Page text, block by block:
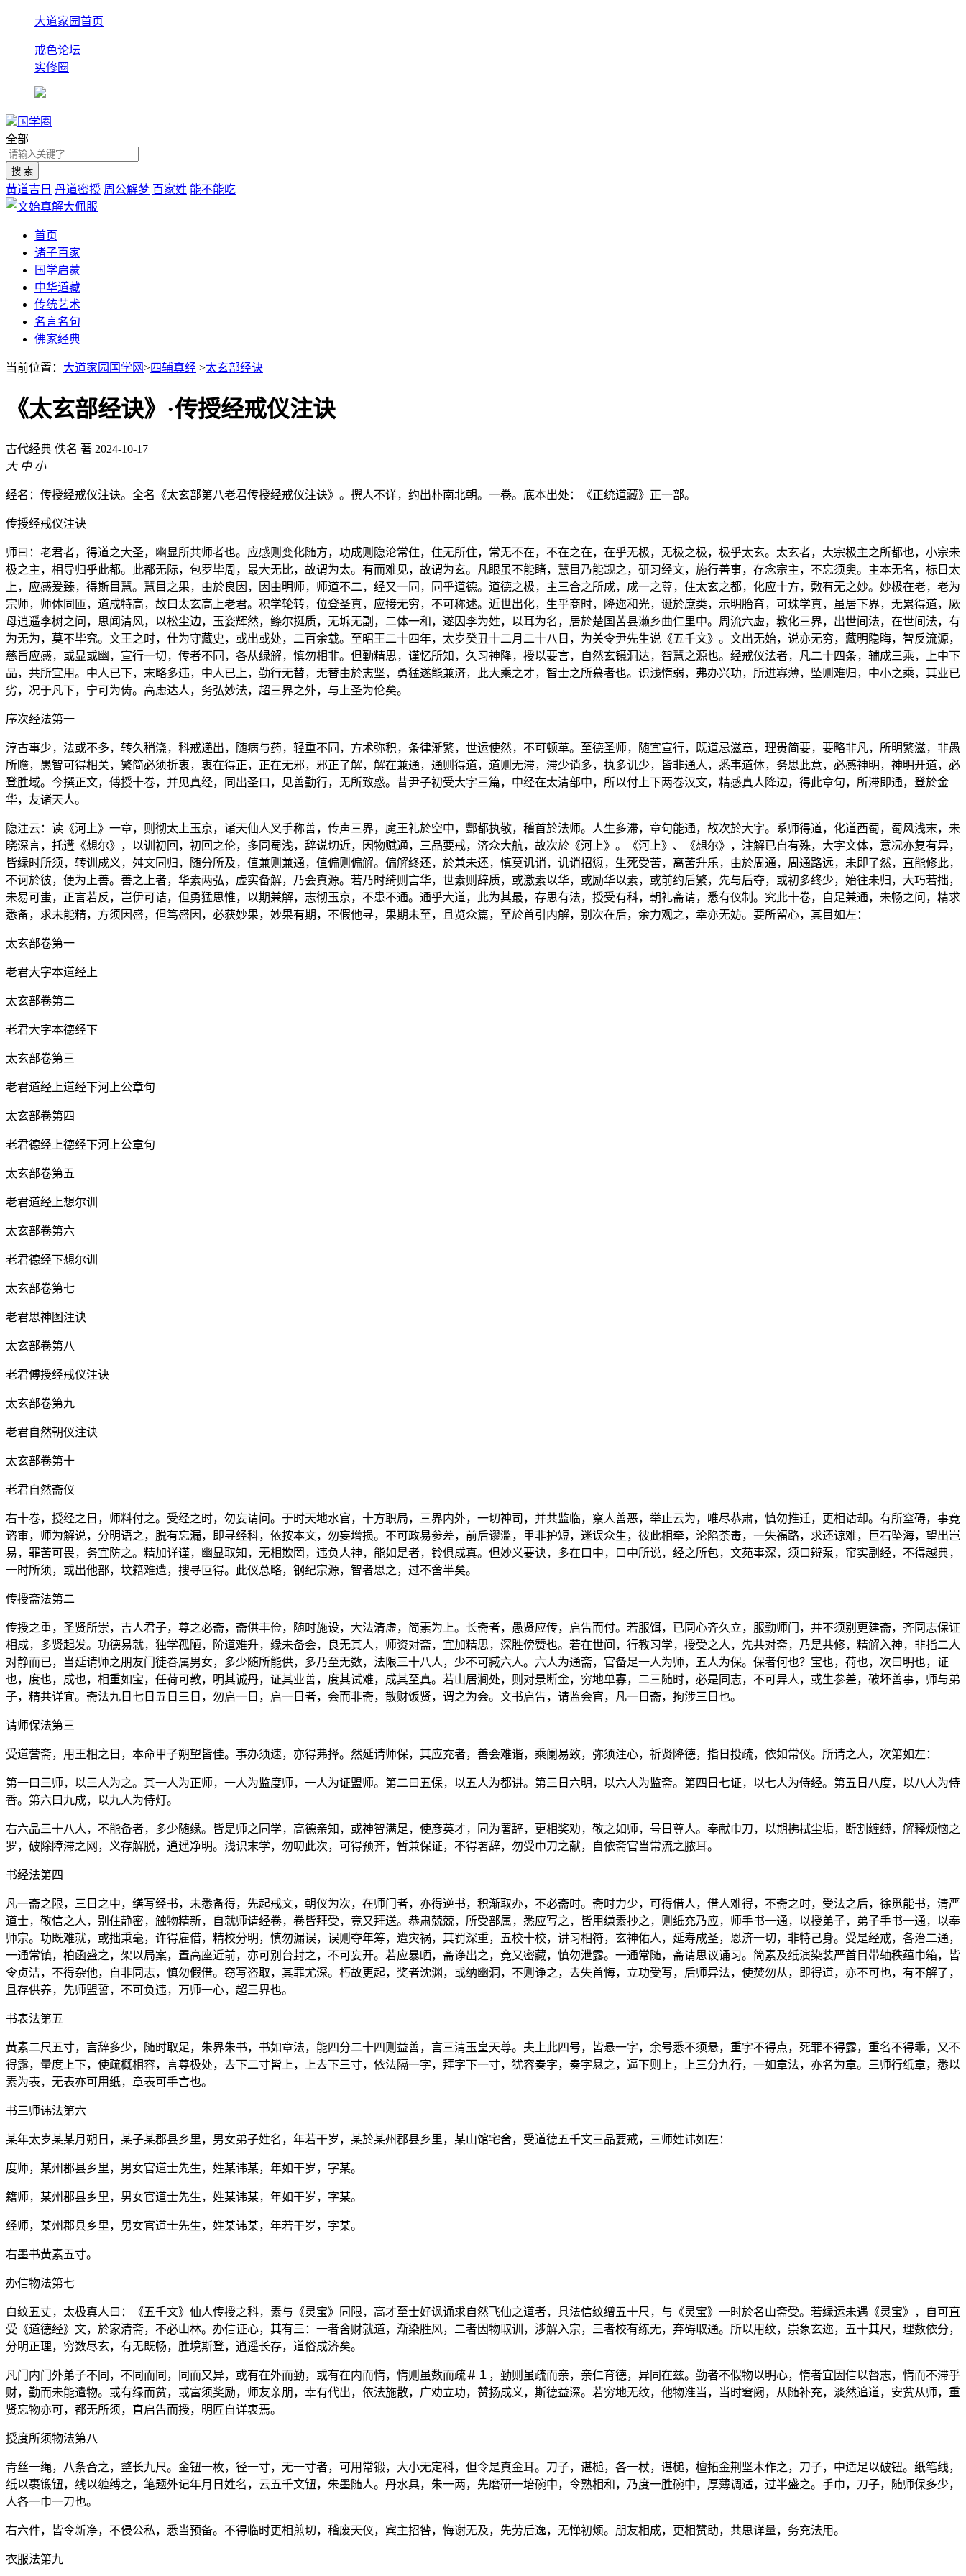
大道家园首页
戒色论坛
实修圈
国学圈
全部
黄道吉日 丹道密授 周公解梦 百家姓 能不能吃
首页
诸子百家
国学启蒙
中华道藏
传统艺术
名言名句
佛家经典
当前位置： 大道家园国学网>四辅真经 >太玄部经诀
《太玄部经诀》·传授经戒仪注诀
古代经典 佚名 著 2024-10-17
大 中 小
经名：传授经戒仪注诀。全名《太玄部第八老君传授经戒仪注诀》。撰人不详，约出朴南北朝。一卷。底本出处：《正统道藏》正一部。
传授经戒仪注诀
师曰：老君者，得道之大圣，幽显所共师者也。应感则变化随方，功成则隐沦常住，住无所住，常无不在，不在之在，在乎无极，无极之极，极乎太玄。太玄者，大宗极主之所都也，小宗未
极之主，相导归乎此都。此都无际，包罗毕周，最大无比，故谓为太。有而难见，故谓为玄。凡眼虽不能睹，慧目乃能觊之，研习经文，施行善事，存念宗主，不忘须臾。主本无名，标日太
上，应感爰臻，得斯目慧。慧目之果，由於良因，因由明师，师道不二，经又一同，同乎道德。道德之极，主三合之所成，成一之尊，住太玄之都，化应十方，敷有无之妙。妙极在老，老为
宗师，师体同匝，道成特高，故曰太玄高上老君。积学轮转，位登圣真，应接无穷，不可称述。近世出化，生乎商时，降迩和光，诞於庶类，示明胎育，可珠学真，虽居下界，无累得道，厥
母逍遥李树之问，思闻清风，以松尘边，玉姿辉然，鲦尔挺质，无坼无副，二体一和，遂因李为姓，以耳为名，居於楚国苦县濑乡曲仁里中。周流六虚，教化三界，出世间法，在世间法，有
为无为，莫不毕究。文王之时，仕为守藏史，或出或处，二百余载。至昭王二十四年，太岁癸丑十二月二十八日，为关令尹先生说《五千文》。文出无始，说亦无穷，藏明隐晦，智反流源，
慈旨应感，或显或幽，宣行一切，传者不同，各从绿解，慎勿相非。但勤精思，谨忆所知，久习神降，授以要言，自然玄镜洞达，智慧之源也。经戒仪法者，凡二十四条，辅成三乘，上中下
品，共所宜用。中人已下，末略多违，中人已上，勤行无替，无替由於志坚，勇猛遂能兼济，此大乘之才，智士之所慕者也。识浅惰弱，弗办兴功，所进寡薄，坠则难归，中小之乘，其业已
劣，况于凡下，宁可为俦。高虑达人，务弘妙法，超三界之外，与上圣为伦矣。
序次经法第一
淳古事少，法或不多，转久稍浇，科戒递出，随病与药，轻重不同，方术弥积，条律渐繁，世运使然，不可顿革。至德圣师，随宜宣行，既道忌滋章，理贵简要，要略非凡，所明繁滋，非愚
所瞻，愚智可得相关，繁简必须折衷，衷在得正，正在无邪，邪正了解，解在兼通，通则得道，道则无滞，滞少诮多，执多讥少，皆非通人，悉事道体，务思此意，必感神明，神明开道，必
登胜域。今撰正文，傅授十卷，并见真经，同出圣口，见善勤行，无所致惑。昔尹子初受大字三篇，中经在太清部中，所以付上下两卷汉文，精感真人降边，得此章句，所滞即通，登於金
华，友诸天人。
隐注云：读《河上》一章，则彻太上玉京，诸天仙人叉手称善，传声三界，魔王礼於空中，酆都执敬，稽首於法师。人生多滞，章句能通，故次於大字。系师得道，化道西蜀，蜀风浅末，未
晓深言，托遘《想尔》，以训初回，初回之伦，多同蜀浅，辞说切近，因物赋通，三品要戒，济众大航，故次於《河上》。《河上》、《想尔》，注解已自有殊，大字文体，意况亦复有异，
皆绿时所须，转训成义，舛文同归，随分所及，值兼则兼通，值偏则偏解。偏解终还，於兼未还，慎莫讥诮，讥诮招愆，生死受苦，离苦升乐，由於周通，周通路远，未即了然，直能修此，
不诃於彼，便为上善。善之上者，华素两弘，虚实备解，乃会真源。若乃时绮则言华，世素则辞质，或激素以华，或励华以素，或前约后繁，先与后夺，或初多终少，始往未归，大巧若拙，
未易可蚩，正言若反，岂伊可诘，但勇猛思惟，以期兼解，志彻玉京，不患不通。通乎大道，此为其最，存思有法，授受有科，朝礼斋请，悉有仪制。究此十卷，自足兼通，未畅之问，精求
悉备，求未能精，方须因盛，但笃盛因，必获妙果，妙果有期，不假他寻，果期未至，且览众篇，至於首引内解，别次在后，余力观之，幸亦无妨。要所留心，其目如左：
太玄部卷第一
老君大字本道经上
太玄部卷第二
老君大字本德经下
太玄部卷第三
老君道经上道经下河上公章句
太玄部卷第四
老君德经上德经下河上公章句
太玄部卷第五
老君道经上想尔训
太玄部卷第六
老君德经下想尔训
太玄部卷第七
老君思神图注诀
太玄部卷第八
老君傅授经戒仪注诀
太玄部卷第九
老君自然朝仪注诀
太玄部卷第十
老君自然斋仪
右十卷，授经之日，师料付之。受经之时，勿妄请问。于时天地水官，十方职局，三界内外，一切神司，并共监临，察人善恶，举止云为，唯尽恭肃，慎勿推迁，更相诂却。有所窒碍，事竟
谘审，师为解说，分明语之，脱有忘漏，即寻经科，依按本文，勿妄增损。不可政易参差，前后谬滥，甲非护短，迷误众生，彼此相牵，沦陷荼毒，一失福路，求还谅难，巨石坠海，望出岂
易，罪苦可畏，务宜防之。精加详谨，幽显取知，无相欺罔，违负人神，能如是者，铃俱成真。但妙义要诀，多在口中，口中所说，经之所包，文苑事深，须口辩泵，帘实副经，不得越典，
一时所须，或出他部，坟籍难遭，搜寻叵得。此仪总略，钢纪宗源，智者思之，过不啻半矣。
传授斋法第二
传授之重，圣贤所崇，吉人君子，尊之必斋，斋供丰俭，随时施设，大法清虚，简素为上。长斋者，愚贤应传，启告而付。若服饵，已同心齐久立，服勤师门，并不须别更建斋，齐同志保证
相成，多贤起发。功德易就，独学孤陋，阶道难升，缘未备会，良无其人，师资对斋，宜加精思，深胜傍赞也。若在世间，行教习学，授受之人，先共对斋，乃是共修，精解入神，非指二人
对静而已，当延请师之朋友门徒眷属男女，多少随所能供，多乃至无数，法限三十八人，少不可臧六人。六人为通斋，官备足一人为师，五人为保。保者何也？宝也，荷也，次曰明也，证
也，度也，成也，相重如宝，任荷可教，明其诚丹，证其业善，度其试难，成其至真。若山居涧处，则对景断金，穷地单寡，二三随时，必是同志，不可异人，或生参差，破坏善事，师与弟
子，精共详宜。斋法九日七日五日三日，勿启一日，启一日者，会而非斋，散财饭贤，谓之为会。文书启告，请监会官，凡一日斋，拘涉三日也。
请师保法第三
受道营斋，用王相之日，本命甲子朔望皆佳。事办须速，亦得弗择。然延请师保，其应充者，善会难谐，乘阑易致，弥须注心，祈贤降德，指日投疏，依如常仪。所请之人，次第如左：
第一曰三师，以三人为之。其一人为正师，一人为监度师，一人为证盟师。第二曰五保，以五人为都讲。第三日六明，以六人为监斋。第四日七证，以七人为侍经。第五日八度，以八人为侍
香。第六曰九成，以九人为侍灯。
右六品三十八人，不能备者，多少随缘。皆是师之同学，高德亲知，或神智满足，使彦英才，同为署辞，更相奖劝，敬之如师，号日尊人。奉献巾刀，以期拂拭尘垢，断割缠缚，解释烦恼之
罗，破除障滞之网，义存解脱，逍遥净明。浅识末学，勿叨此次，可得预齐，暂兼保证，不得署辞，勿受巾刀之献，自依斋官当常流之脓耳。
书经法第四
凡一斋之限，三日之中，缮写经书，未悉备得，先起戒文，朝仪为次，在师门者，亦得逆书，积渐取办，不必斋时。斋时力少，可得借人，借人难得，不斋之时，受法之后，徐觅能书，清严
道士，敬信之人，别住静密，触物精新，自就师请经卷，卷皆拜受，竟又拜送。恭肃兢兢，所受部属，悉应写之，皆用缣素抄之，则纸充乃应，师手书一通，以授弟子，弟子手书一通，以奉
师宗。功既难就，或拙秉毫，许得雇借，精校分明，慎勿漏误，误则夺年筹，遭灾祸，其罚深重，五校十校，讲习相符，玄神佑人，延寿成圣，恩济一切，非特己身。受是经戒，各治二通，
一通常镇，柏函盛之，架以局案，置高座近前，亦可别台封之，不可妄开。若应暴晒，斋诤出之，竟又密藏，慎勿泄露。一通常随，斋请思议诵习。简素及纸演染装严首目带轴秩蕴巾箱，皆
令贞洁，不得杂他，自非同志，慎勿假借。窃写盗取，其罪尤深。朽故更起，奖者沈渊，或纳幽洞，不则诤之，去失首悔，立功受写，后师异法，使焚勿从，即得道，亦不可也，有不解了，
且存供养，先师盟誓，不可负违，万师一心，超三界也。
书表法第五
黄素二尺五寸，言辞多少，随时取足，朱界朱书，书如章法，能四分二十四则益善，言三清玉皇天尊。夫上此四号，皆悬一字，余号悉不须悬，重字不得点，死罪不得露，重名不得乖，又不
得露，量度上下，使疏概相容，言尊极处，去下二寸皆上，上去下三寸，依法隔一字，拜字下一寸，犹容奏字，奏字悬之，逼下则上，上三分九行，一如章法，亦名为章。三师行纸章，悉以
素为表，无表亦可用纸，章表可手言也。
书三师讳法第六
某年太岁某某月朔日，某子某郡县乡里，男女弟子姓名，年若干岁，某於某州郡县乡里，某山馆宅舍，受道德五千文三品要戒，三师姓讳如左：
度师，某州郡县乡里，男女官道士先生，姓某讳某，年如干岁，字某。
籍师，某州郡县乡里，男女官道士先生，姓某讳某，年如干岁，字某。
经师，某州郡县乡里，男女官道士先生，姓某讳某，年若干岁，字某。
右墨书黄素五寸。
办信物法第七
白纹五丈，太极真人曰：《五千文》仙人传授之科，素与《灵宝》同限，高才至士好讽诵求自然飞仙之道者，具法信纹缯五十尺，与《灵宝》一时於名山斋受。若绿运未遇《灵宝》，自可直
受《道德经》文，於家清斋，不必山林。办信证心，其有三：一者舍财就道，渐染胜风，二者因物取训，涉解入宗，三者校有练无，弃碍取通。所以用纹，崇象玄迩，五十其尺，理数依分，
分明正理，穷数尽玄，有无既畅，胜境斯登，逍遥长存，道俗成济矣。
凡门内门外弟子不同，不同而同，同而又异，或有在外而勤，或有在内而惰，惰则虽数而疏＃１，勤则虽疏而亲，亲仁育德，异同在兹。勤者不假物以明心，惰者宜因信以督志，惰而不滞乎
财，勤而未能遣物。或有绿而贫，或富须奖励，师友亲朋，幸有代出，依法施散，广劝立功，赞扬成义，斯德益深。若穷地无纹，他物准当，当时窘阙，从随补充，淡然追道，安贫从师，重
贤忘物亦可，都无所须，直启告而授，明匠自详衷焉。
授度所须物法第八
青丝一绳，八条合之，整长九尺。金钮一枚，径一寸，无一寸者，可用常锻，大小无定科，但令是真金耳。刀子，谌槌，各一杖，谌槌，檀拓金荆坚木作之，刀子，中适足以破钮。纸笔线，
纸以裹锻钮，线以缠缚之，笔题外记年月日姓名，云五千文钮，朱墨随人。丹水具，朱一两，先磨研一培碗中，令熟相和，乃度一胜碗中，厚薄调适，过半盛之。手巾，刀子，随师保多少，
人各一巾一刀也。
右六件，皆令新净，不侵公私，悉当预备。不得临时更相煎切，稽废天仪，宾主招咎，悔谢无及，先劳后逸，无惮初烦。朋友相成，更相赞助，共思详量，务充法用。
衣服法第九